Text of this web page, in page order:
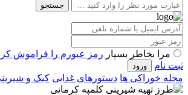
جستجو
مرا بخاطر بسپار رمز عبورم را فراموش
ثبت نام
مجله خوراکی ها دستورهای غذایی کیک و